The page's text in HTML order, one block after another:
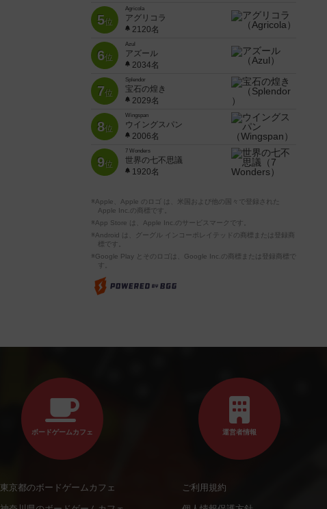
5位
Agricola
アグリコラ
2120名
6位
Azul
アズール
2034名
7位
Splendor
宝石の煌き
2029名
8位
Wingspan
ウイングスパン
2006名
9位
7 Wonders
世界の七不思議
1920名
※Apple、Apple のロゴ は、米国および他の国々で登録された
Apple Inc.の商標です。
※App Store は、Apple Inc.のサービスマークです。
※Android は、グーグル インコーポレイテッドの商標または登録商
標です。
※Google Play とそのロゴは、Google Inc.の商標または登録商標で
す。
ボードゲームカフェ
東京都のボードゲームカフェ
運営者情報
ご利用規約